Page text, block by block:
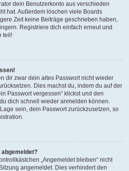
dein Benutzerkonto aus verschieden
hat. Außerdem löschen viele Boards
Zeit keine Beiträge geschrieben haben,
Registriere dich einfach erneut und
teil!
dir zwar dein altes Passwort nicht wieder
Dies machst du, indem du auf der
Passwort vergessen“ klickst und den
dich schnell wieder anmelden können.
sein, dein Passwort zurückzusetzen, so
„Angemeldet bleiben“ nicht
angemeldet. Dies verhindert den